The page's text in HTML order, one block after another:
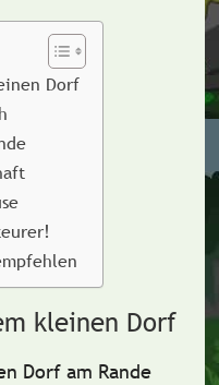
Dorf
kleinen Dorf
Dorfam Rande